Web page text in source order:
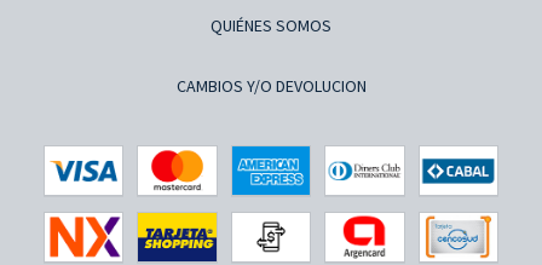
QUIÉNES SOMOS
CAMBIOS Y/O DEVOLUCION